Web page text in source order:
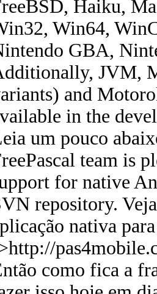
Haiku,
Win64,
GBA,
JVM,
and
in the
um pouco
team is
for native
repository.
nativa
como fica a